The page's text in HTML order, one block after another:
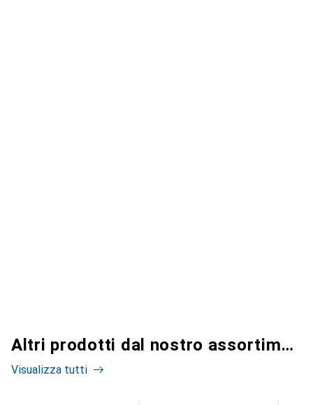
Altri prodotti dal nostro assortimento
Visualizza tutti